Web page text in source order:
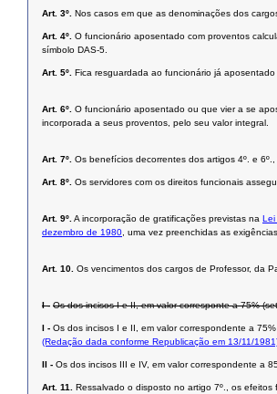
Art. 3º. Nos casos em que as denominações dos
Art. 4º. O funcionário aposentado com proventos
símbolo DAS-5.
Art. 5º. Fica resguardada ao funcionário já
Art. 6º. O funcionário aposentado ou que vier a se
incorporada a seus proventos, pelo seu valor integral.
Art. 7º. Os benefícios decorrentes dos artigos 4º. e
Art. 8º. Os servidores com os direitos funcionais
Art. 9º. A incorporação de gratificações previstas na Lei
dezembro de 1980 , uma vez preenchidas as
Art. 10. Os vencimentos dos cargos de Professor, da
I - Os dos incisos I e II, em valor corresponte a 75%
I - Os dos incisos I e II, em valor correspondente a
(Redação dada conforme Republicação em 13/11/
II - Os dos incisos III e IV, em valor correspondente a
Art. 11. Ressalvado o disposto no artigo 7º., os